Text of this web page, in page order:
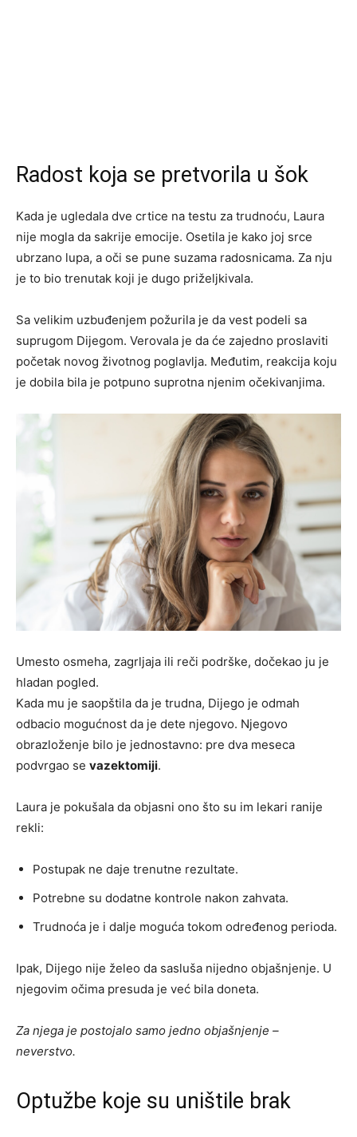
Radost koja se pretvorila u šok
Kada je ugledala dve crtice na testu za trudnoću, Laura
nije mogla da sakrije emocije. Osetila je kako joj srce
ubrzano lupa, a oči se pune suzama radosnicama. Za nju
je to bio trenutak koji je dugo priželjkivala.
Sa velikim uzbuđenjem požurila je da vest podeli sa
suprugom Dijegom. Verovala je da će zajedno proslaviti
početak novog životnog poglavlja. Međutim, reakcija koju
je dobila bila je potpuno suprotna njenim očekivanjima.
Umesto osmeha, zagrljaja ili reči podrške, dočekao ju je
hladan pogled.
Kada mu je saopštila da je trudna, Dijego je odmah
odbacio mogućnost da je dete njegovo. Njegovo
obrazloženje bilo je jednostavno: pre dva meseca
podvrgao se vazektomiji.
Laura je pokušala da objasni ono što su im lekari ranije
rekli:
Postupak ne daje trenutne rezultate.
Potrebne su dodatne kontrole nakon zahvata.
Trudnoća je i dalje moguća tokom određenog perioda.
Ipak, Dijego nije želeo da sasluša nijedno objašnjenje. U
njegovim očima presuda je već bila doneta.
Za njega je postojalo samo jedno objašnjenje –
neverstvo.
Optužbe koje su uništile brak